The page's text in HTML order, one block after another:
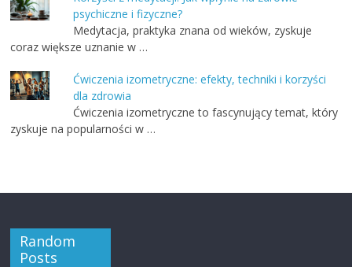
psychiczne i fizyczne?
Medytacja, praktyka znana od wieków, zyskuje
coraz większe uznanie w …
Ćwiczenia izometryczne: efekty, techniki i korzyści
dla zdrowia
Ćwiczenia izometryczne to fascynujący temat, który
zyskuje na popularności w …
Random
Posts